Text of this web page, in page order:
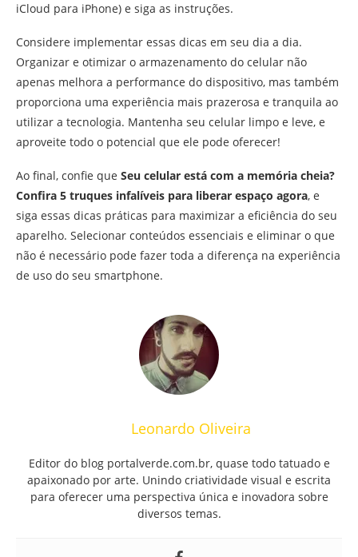
iCloud para iPhone) e siga as instruções.
Considere implementar essas dicas em seu dia a dia.
Organizar e otimizar o armazenamento do celular não
apenas melhora a performance do dispositivo, mas também
proporciona uma experiência mais prazerosa e tranquila ao
utilizar a tecnologia. Mantenha seu celular limpo e leve, e
aproveite todo o potencial que ele pode oferecer!
Ao final, confie que Seu celular está com a memória cheia?
Confira 5 truques infalíveis para liberar espaço agora, e
siga essas dicas práticas para maximizar a eficiência do seu
aparelho. Selecionar conteúdos essenciais e eliminar o que
não é necessário pode fazer toda a diferença na experiência
de uso do seu smartphone.
Leonardo Oliveira
Editor do blog portalverde.com.br, quase todo tatuado e
apaixonado por arte. Unindo criatividade visual e escrita
para oferecer uma perspectiva única e inovadora sobre
diversos temas.